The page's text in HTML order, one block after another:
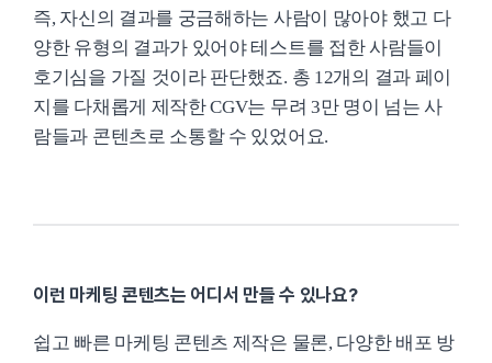
즉, 자신의 결과를 궁금해하는 사람이 많아야 했고 다
양한 유형의 결과가 있어야 테스트를 접한 사람들이
호기심을 가질 것이라 판단했죠. 총 12개의 결과 페이
지를 다채롭게 제작한 CGV는 무려 3만 명이 넘는 사
람들과 콘텐츠로 소통할 수 있었어요.
이런 마케팅 콘텐츠는 어디서 만들 수 있나요?
쉽고 빠른 마케팅 콘텐츠 제작은 물론, 다양한 배포 방